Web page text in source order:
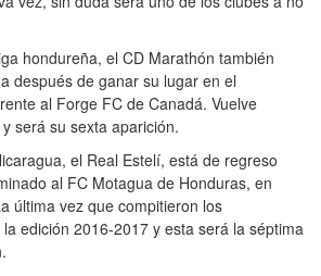
hondureña, el CD Marathón también
después de ganar su lugar en el
al Forge FC de Canadá. Vuelve
será su sexta aparición.
el Real Estelí, está de regreso
al FC Motagua de Honduras, en
última vez que compitieron los
edición 2016-2017 y esta será la séptima